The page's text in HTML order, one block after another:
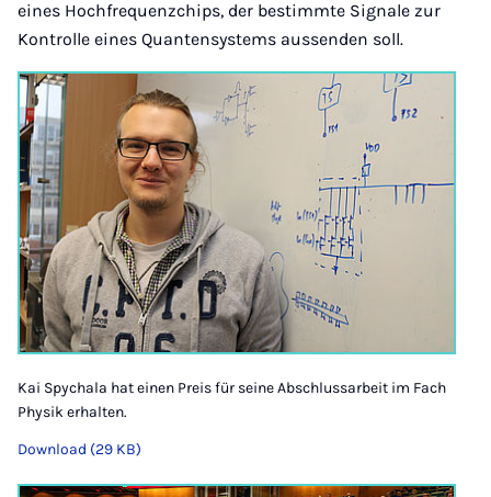
eines Hochfrequenzchips, der bestimmte Signale zur
Kontrolle eines Quantensystems aussenden soll.
Kai Spychala hat einen Preis für seine Abschlussarbeit im Fach
Physik erhalten.
Download (29 KB)